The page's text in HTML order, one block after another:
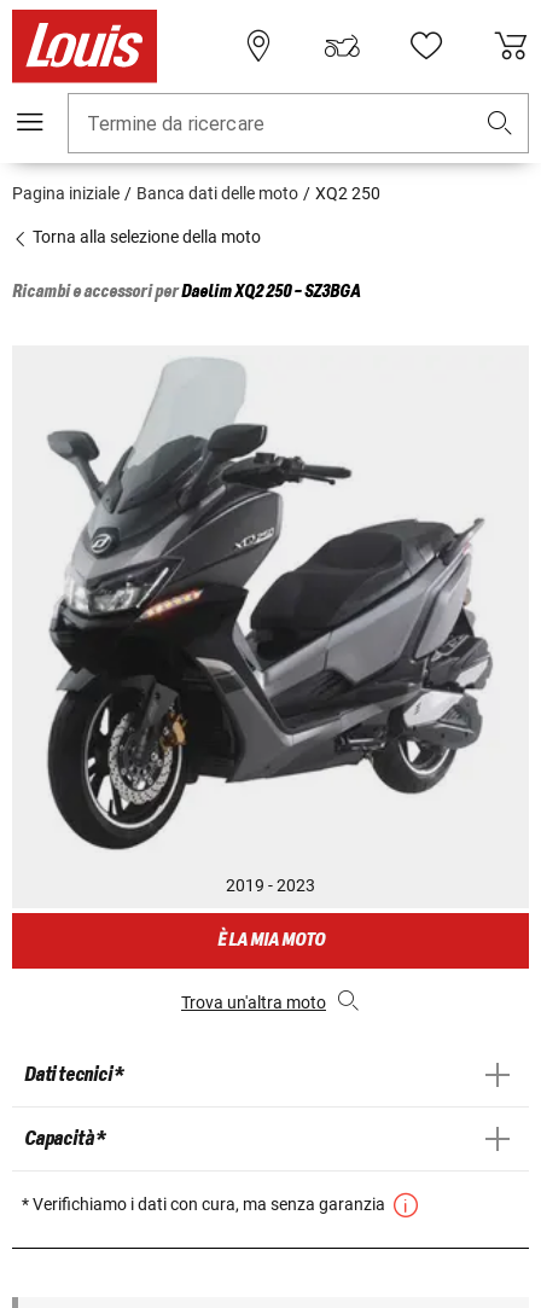
Termine da ricercare
Pagina iniziale Banca dati delle moto XQ2 250
Torna alla selezione della moto
Ricambi e accessori perDaelimXQ2 250 - SZ3BGA
2019 - 2023
È LA MIA MOTO
Trova un'altra moto
Dati tecnici *
Capacità *
* Verifichiamo i dati con cura, ma senza garanzia